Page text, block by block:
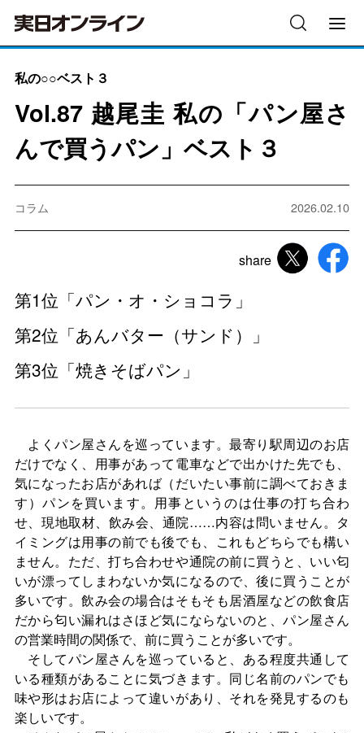
私の○○ベスト３
Vol.87 越尾圭 私の「パン屋さ
んで買うパン」ベスト３
コラム 2026.02.10
share
第1位「パン・オ・ショコラ」
第2位「あんバター（サンド）」
第3位「焼きそばパン」
よくパン屋さんを巡っています。最寄り駅周辺のお店
だけでなく、用事があって電車などで出かけた先でも、
気になったお店があれば（だいたい事前に調べておきま
す）パンを買います。用事というのは仕事の打ち合わ
せ、現地取材、飲み会、通院……内容は問いません。タ
イミングは用事の前でも後でも、これもどちらでも構い
ません。ただ、打ち合わせや通院の前に買うと、いい匂
いが漂ってしまわないか気になるので、後に買うことが
多いです。飲み会の場合はそもそも居酒屋などの飲食店
だから匂い漏れはさほど気にならないのと、パン屋さん
の営業時間の関係で、前に買うことが多いです。
そしてパン屋さんを巡っていると、ある程度共通して
いる種類があることに気づきます。同じ名前のパンでも
味や形はお店によって違いがあり、それを発見するのも
楽しいです。